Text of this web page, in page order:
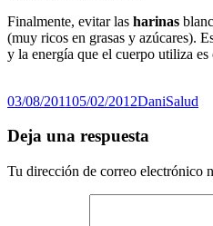
Finalmente, evitar las harinas
(muy ricos en grasas y azúcares).
y la energía que el cuerpo utiliza
Publicado
03/08/201105/02/2012Autor
DaniSalud
Deja una respuesta
Tu dirección de correo electrónico